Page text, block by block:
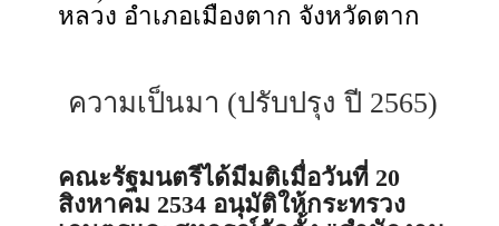
หลวง อำเภอเมืองตาก จังหวัดตาก
ความเป็นมา (ปรับปรุง ปี 2565)
คณะรัฐมนตรีได้มีมติเมื่อวันที่ 20
สิงหาคม 2534 อนุมัติให้กระทรวง